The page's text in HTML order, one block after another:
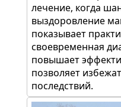
лечение, когда
выздоровление
показывает
своевременная
повышает
позволяет
последствий.